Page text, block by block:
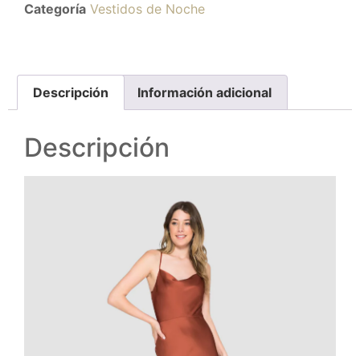
Categoría Vestidos de Noche
Descripción Información adicional
Descripción